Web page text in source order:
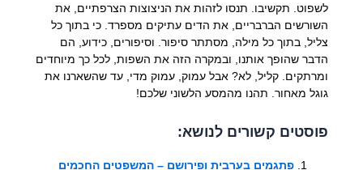
לשפוט. תקשיבו. תנסו לזהות את הניצוצות הצרפתיים, את
השורשים הברבריים, את הדים עתיקים מספרד. כי בתוך כל
צליל, בתוך כל מילה, מסתתר סיפור. וסיפורים, כידוע, הם
הדבר שהופך אותנו, ובמקרה הזה את השפות, לכל כך מיוחדים
ומרתקים. קליל, לא? אבל עמוק, עמוק מדי, עד שהשארנו את
גוגל מאחור. תהנו מהמסע הלשוני שלכם!
פוסטים קשורים לנושא:
פתגמים בערבית ופירושם – המשפטים החכמים